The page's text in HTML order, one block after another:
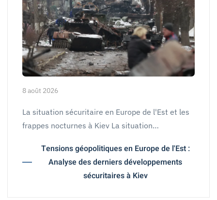
8 août 2026
La situation sécuritaire en Europe de l'Est et les
frappes nocturnes à Kiev La situation…
Tensions géopolitiques en Europe de l'Est :
Analyse des derniers développements
sécuritaires à Kiev